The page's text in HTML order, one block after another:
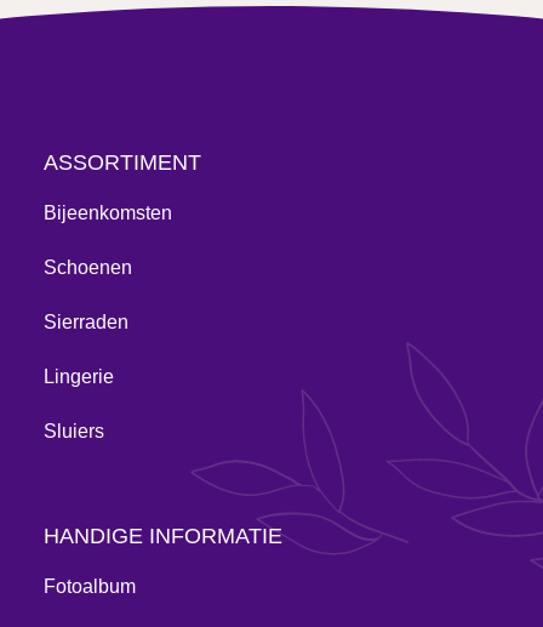
ASSORTIMENT
Bijeenkomsten
Schoenen
Sierraden
Lingerie
Sluiers
HANDIGE INFORMATIE
Fotoalbum